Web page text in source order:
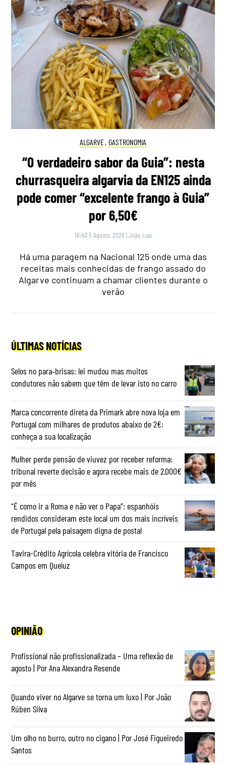
ALGARVE, GASTRONOMIA
“O verdadeiro sabor da Guia”: nesta
churrasqueira algarvia da EN125 ainda
pode comer “excelente frango à Guia”
por 6,50€
16:40 5 Agosto, 2026 |João Luís
Há uma paragem na Nacional 125 onde uma das
receitas mais conhecidas de frango assado do
Algarve continuam a chamar clientes durante o
verão
ÚLTIMAS NOTÍCIAS
Selos no para‑brisas: lei mudou mas muitos
condutores não sabem que têm de levar isto no carro
Marca concorrente direta da Primark abre nova loja em
Portugal com milhares de produtos abaixo de 2€:
conheça a sua localização
Mulher perde pensão de viuvez por receber reforma:
tribunal reverte decisão e agora recebe mais de 2.000€
por mês
“É como ir a Roma e não ver o Papa”: espanhóis
rendidos consideram este local um dos mais incríveis
de Portugal pela paisagem digna de postal
Tavira-Crédito Agrícola celebra vitória de Francisco
Campos em Queluz
OPINIÃO
Profissional não profissionalizada – Uma reflexão de
agosto | Por Ana Alexandra Resende
Quando viver no Algarve se torna um luxo | Por João
Rúben Silva
Um olho no burro, outro no cigano | Por José Figueiredo
Santos